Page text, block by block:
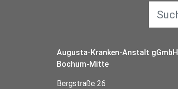
Augusta-Kranken-Anstalt gGmbH
Bochum-Mitte
Bergstraße 26